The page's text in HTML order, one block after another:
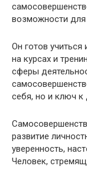
возможности для
Он готов учиться
на курсах и
сферы
себя, но и ключ к
развитие
уверенность,
Человек,